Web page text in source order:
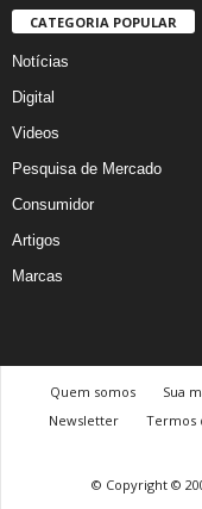
CATEGORIA POPULAR
Notícias
Digital
Videos
Pesquisa de Mercado
Consumidor
Artigos
Marcas
Quem somos Sua
Newsletter
Termos
© Copyright ©